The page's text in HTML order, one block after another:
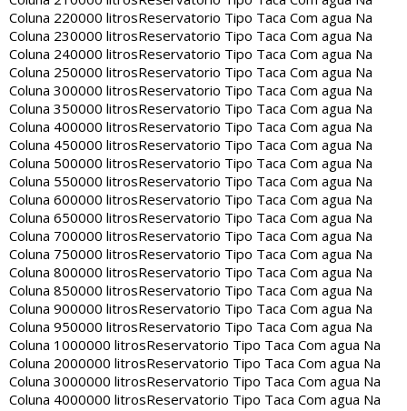
Coluna 220000 litrosReservatorio Tipo Taca Com agua Na
Coluna 230000 litrosReservatorio Tipo Taca Com agua Na
Coluna 240000 litrosReservatorio Tipo Taca Com agua Na
Coluna 250000 litrosReservatorio Tipo Taca Com agua Na
Coluna 300000 litrosReservatorio Tipo Taca Com agua Na
Coluna 350000 litrosReservatorio Tipo Taca Com agua Na
Coluna 400000 litrosReservatorio Tipo Taca Com agua Na
Coluna 450000 litrosReservatorio Tipo Taca Com agua Na
Coluna 500000 litrosReservatorio Tipo Taca Com agua Na
Coluna 550000 litrosReservatorio Tipo Taca Com agua Na
Coluna 600000 litrosReservatorio Tipo Taca Com agua Na
Coluna 650000 litrosReservatorio Tipo Taca Com agua Na
Coluna 700000 litrosReservatorio Tipo Taca Com agua Na
Coluna 750000 litrosReservatorio Tipo Taca Com agua Na
Coluna 800000 litrosReservatorio Tipo Taca Com agua Na
Coluna 850000 litrosReservatorio Tipo Taca Com agua Na
Coluna 900000 litrosReservatorio Tipo Taca Com agua Na
Coluna 950000 litrosReservatorio Tipo Taca Com agua Na
Coluna 1000000 litrosReservatorio Tipo Taca Com agua Na
Coluna 2000000 litrosReservatorio Tipo Taca Com agua Na
Coluna 3000000 litrosReservatorio Tipo Taca Com agua Na
Coluna 4000000 litrosReservatorio Tipo Taca Com agua Na